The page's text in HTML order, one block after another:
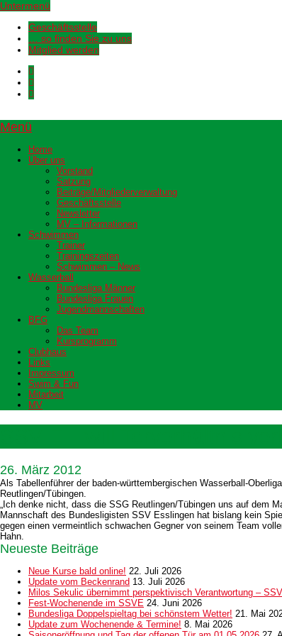
Untermenü
Geschäftsstelle
… so finden Sie zu uns
Mitglied werden
Menü
Home
Über uns
Vorstand
Satzung
Beiträge/Mitgliederverwaltung
Geschäftsstelle
Newsletter
MV – Informationen
Schwimmen
Trainer
Trainingszeiten
Schwimmen – News
Wasserball
Bundesliga Männer
Bundesliga Frauen
Jugendmannschaften
BFG
Das Team
Kursprogramm
Clubhaus
Links
Impressum
Swim & Fun
Mitarbeit
MV
26. März 2012
Als Tabellenführer der baden-württembergischen Wasserball-
Reutlingen/Tübingen.
„Ich denke nicht, dass die SSG Reutlingen/Tübingen uns auf dem
Mannschaft des Bundesligisten SSV Esslingen hat bislang kein
gegen einen vermeintlich schwachen Gegner von seinem Team
Hahn.
Neueste Beiträge
Neue Kurse bald online! 22. Juli 2026
Update vom Beckenrand 13. Juli 2026
Milos Sekulic übernimmt perspektivisch Verantwortung –
Fest-Wochenende im SSVE 24. Juni 2026
Bundesliga Doppelspieltag bei schönstem Wetter! 21. Mai
Update zum Wochenende & Termine! 8. Mai 2026